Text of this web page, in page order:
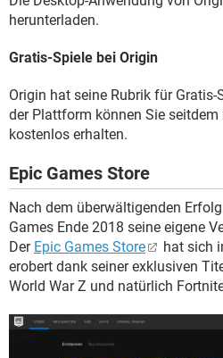
herunterladen.
Gratis-Spiele bei Origin
Origin hat seine Rubrik für
der Plattform können Sie
kostenlos erhalten.
Epic Games Store
Nach dem überwältigenden
Games Ende 2018 seine eigene
Der Epic Games Store
hat sich
erobert dank seiner exklusiven
World War Z und natürlich